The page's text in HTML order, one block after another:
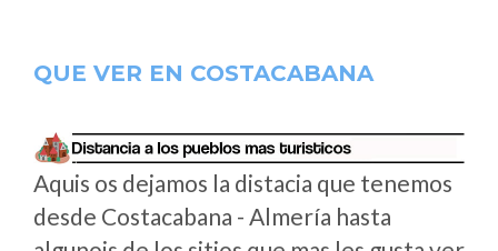
QUE VER EN COSTACABANA
Aquis os dejamos la distacia que tenemos
desde Costacabana - Almería hasta